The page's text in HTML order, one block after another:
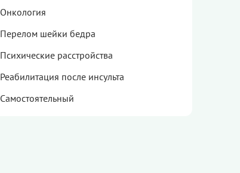
Онкология
Перелом шейки бедра
Психические расстройства
Реабилитация после инсульта
Самостоятельный